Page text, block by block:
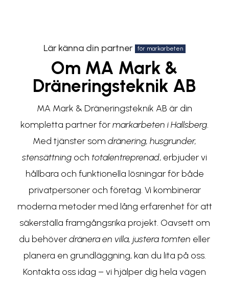
Lär känna din partner för markarbeten
Om MA Mark &
Dräneringsteknik AB
MA Mark & Dräneringsteknik AB är din
kompletta partner förmarkarbeten i Hallsberg.
Med tjänster som dränering, husgrunder,
stensättning och totalentreprenad, erbjuder vi
hållbara och funktionella lösningar för både
privatpersoner och företag. Vi kombinerar
moderna metoder med lång erfarenhet för att
säkerställa framgångsrika projekt. Oavsett om
du behöverdränera en villa, justera tomten eller
planera en grundläggning, kan du lita på oss.
Kontakta oss idag – vi hjälper dig hela vägen